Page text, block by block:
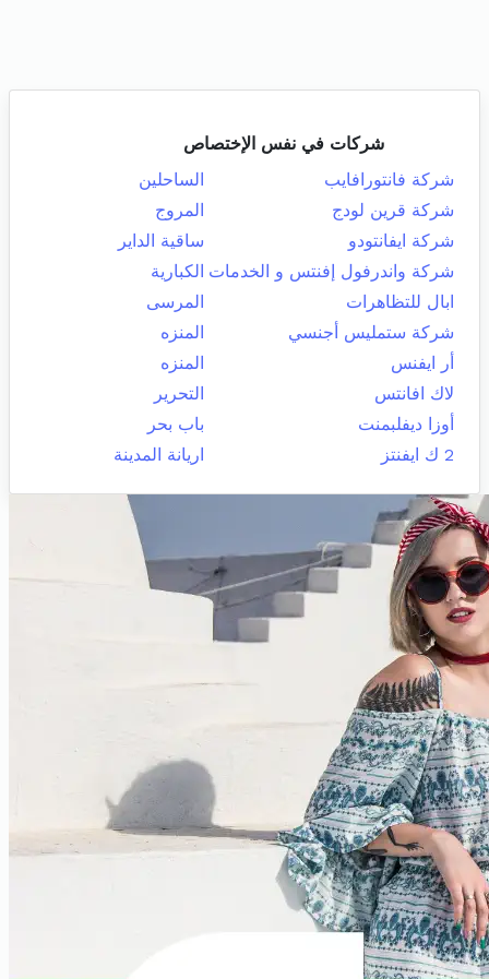
شركات في نفس الإختصاص
شركة فانتورافايب
الساحلين
شركة قرين لودج
المروج
شركة ايفانتودو
ساقية الداير
شركة واندرفول إفنتس و الخدمات الكبارية
ابال للتظاهرات
المرسى
شركة ستمليس أجنسي
المنزه
أر ايفنس
المنزه
لاك افانتس
التحرير
أوزا ديفلبمنت
باب بحر
2 ك ايفنتز
اريانة المدينة